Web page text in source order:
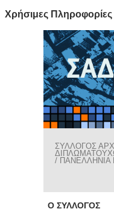
Χρήσιμες Πληροφορίες
ΣΥΛΛΟΓΟΣ
/ ΠΑΝΕΛΛΗΝΙΑ
Ο ΣΎΛΛΟΓΟΣ